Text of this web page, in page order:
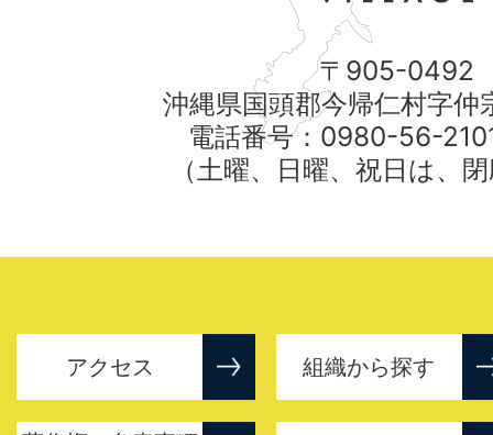
〒905-0492
沖縄県国頭郡今帰仁村字仲
電話番号：0980-56-
（土曜、日曜、祝日は、
アクセス 組織から探す